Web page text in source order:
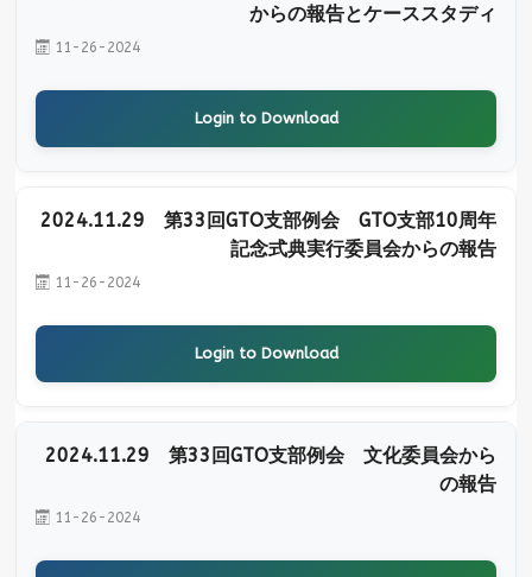
からの報告とケーススタディ
11-26-2024
Login to Download
2024.11.29 第33回GTO支部例会 GTO支部10周年
記念式典実行委員会からの報告
11-26-2024
Login to Download
2024.11.29 第33回GTO支部例会 文化委員会から
の報告
11-26-2024